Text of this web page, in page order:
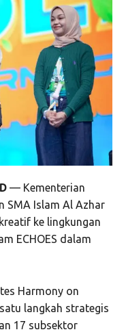
— Kementerian
SMA Islam Al Azhar
ke lingkungan
ECHOES dalam
Harmony on
langkah strategis
17 subsektor